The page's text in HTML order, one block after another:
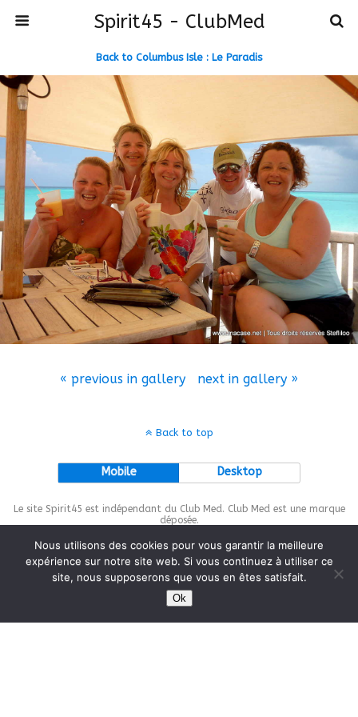
Spirit45 - ClubMed
Back to Columbus Isle : Le Paradis
« previous in gallery next in gallery »
Back to top
Mobile Desktop
Le site Spirit45 est indépendant du Club Med. Club Med est une marque
déposée.
This site is protected bywp-copyrightpro.com
Nous utilisons des cookies pour vous garantir la meilleure
expérience sur notre site web. Si vous continuez à utiliser ce
site, nous supposerons que vous en êtes satisfait.
Ok